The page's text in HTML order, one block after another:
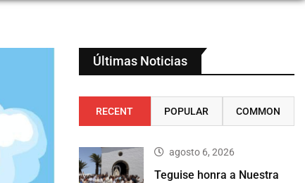
Últimas Noticias
RECENT POPULAR COMMON
agosto 6, 2026
Teguise honra a Nuestra